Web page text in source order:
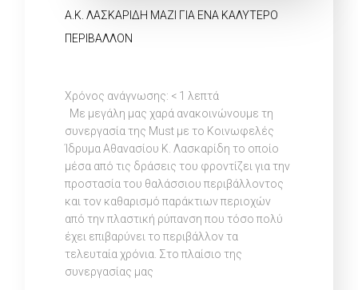
Α.Κ. ΛΑΣΚΑΡΙΔΗ ΜΑΖΙ ΓΙΑ ΕΝΑ ΚΑΛΥΤΕΡΟ
ΠΕΡΙΒΑΛΛΟΝ
Χρόνος ανάγνωσης: < 1 λεπτά
Με μεγάλη μας χαρά ανακοινώνουμε τη
συνεργασία της Must με το Κοινωφελές
Ίδρυμα Αθανασίου Κ. Λασκαρίδη το οποίο
μέσα από τις δράσεις του φροντίζει για την
προστασία του θαλάσσιου περιβάλλοντος
και τον καθαρισμό παράκτιων περιοχών
από την πλαστική ρύπανση που τόσο πολύ
έχει επιβαρύνει το περιβάλλον τα
τελευταία χρόνια. Στο πλαίσιο της
συνεργασίας μας